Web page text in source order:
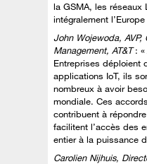
la GSMA, les réseaux
intégralement
John Wojewoda, AVP,
Management, AT&T:
Entreprises déploient
applications IoT, ils
nombreux à avoir
mondiale. Ces
contribuent à
facilitent l’accès des
entier à la puissance
Carolien Nijhuis,